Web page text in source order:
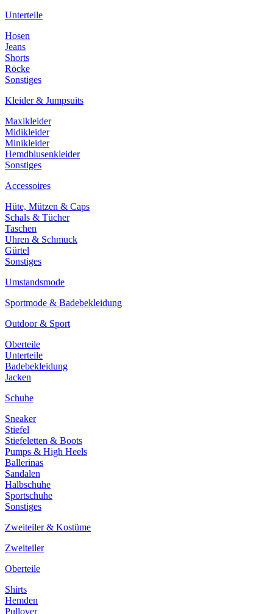
Unterteile
Hosen
Jeans
Shorts
Röcke
Sonstiges
Kleider & Jumpsuits
Maxikleider
Midikleider
Minikleider
Hemdblusenkleider
Sonstiges
Accessoires
Hüte, Mützen & Caps
Schals & Tücher
Taschen
Uhren & Schmuck
Gürtel
Sonstiges
Umstandsmode
Sportmode & Badebekleidung
Outdoor & Sport
Oberteile
Unterteile
Badebekleidung
Jacken
Schuhe
Sneaker
Stiefel
Stiefeletten & Boots
Pumps & High Heels
Ballerinas
Sandalen
Halbschuhe
Sportschuhe
Sonstiges
Zweiteiler & Kostüme
Zweiteiler
Oberteile
Shirts
Hemden
Pullover